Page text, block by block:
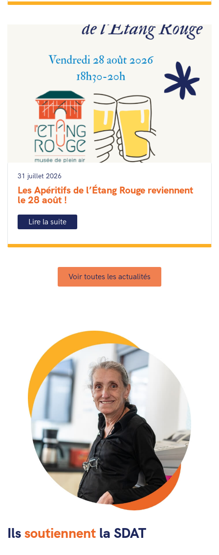
31 juillet 2026
Les Apéritifs de l’Étang Rouge reviennent
le 28 août !
Lire la suite
Voir toutes les actualités
Ilssoutiennent la SDAT